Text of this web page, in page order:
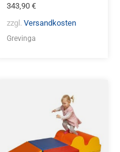
343,90 €
zzgl. Versandkosten
Grevinga